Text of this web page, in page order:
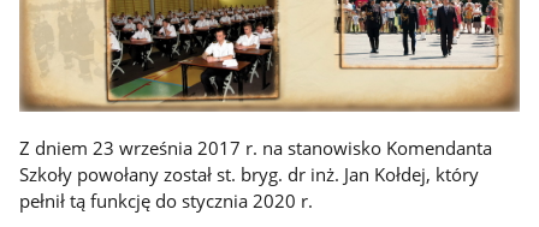
Z dniem 23 września 2017 r. na stanowisko Komendanta
Szkoły powołany został st. bryg. dr inż. Jan Kołdej, który
pełnił tą funkcję do stycznia 2020 r.